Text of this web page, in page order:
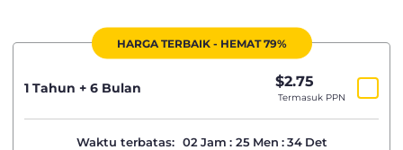
HARGA TERBAIK - HEMAT 79%
1 Tahun + 6 Bulan $2.75
Termasuk PPN
Waktu terbatas: 02 Jam : 25 Men : 34 Det